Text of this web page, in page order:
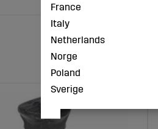
France
Italy
Netherlands
Norge
Poland
Sverige